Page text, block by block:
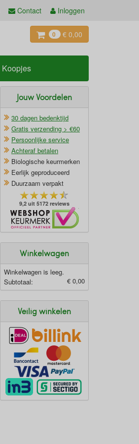
Contact Inloggen
0 € 0,00
Koopjes
Jouw Voordelen
30 dagen bedenktijd
Gratis verzending > €60
Persoonlijke service
Achteraf betalen
Biologische keurmerken
Eerlijk geproduceerd
Duurzaam verpakt
9,2 uit 5172 reviews
Winkelwagen
Winkelwagen is leeg.
Subtotaal:
€ 0,00
Veilig winkelen